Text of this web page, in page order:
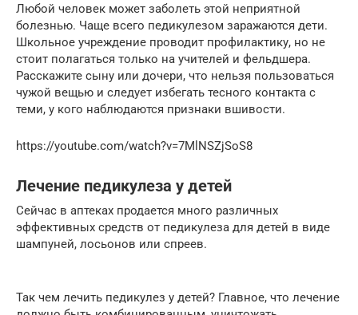
Любой человек может заболеть этой неприятной
болезнью. Чаще всего педикулезом заражаются дети.
Школьное учреждение проводит профилактику, но не
стоит полагаться только на учителей и фельдшера.
Расскажите сыну или дочери, что нельзя пользоваться
чужой вещью и следует избегать тесного контакта с
теми, у кого наблюдаются признаки вшивости.
https://youtube.com/watch?v=7MlNSZjSoS8
Лечение педикулеза у детей
Сейчас в аптеках продается много различных
эффективных средств от педикулеза для детей в виде
шампуней, лосьонов или спреев.
Так чем лечить педикулез у детей? Главное, что лечение